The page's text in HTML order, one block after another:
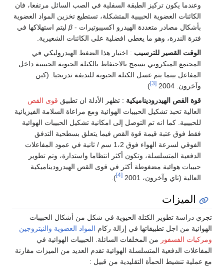
وعندما يكون تركيز الطبقة السفلية في الصب السائل مرتفعا، فان
الكائنات العضوية الحبيبية المتشكلة، تستطيع تخزين المواد العضوية
بأشكال مصادر متعددة الهيدرو اكسيبوتيرات -β ليتم استهلاكها في
فترة الندرة، وهو ما يعطي افضلية على الكائنات الشعيرية.
الوقت القصير للترسيب : اختيار هذا الضغط الهيدروليكي في
المجتمع الميكروبي يسمح بالاحتفاظ بالكتلة الحيوية الحبيبية داخل
المفاعل بينما يتم غسل الكتلة الحيوية للنديفة تدريجيا. (كين
وآخرون. 2004
[3]
)
قوة القص الهيدروديناميكية : تظهر الأدلة ان تطبيق قوى القص
العالية تحبذ تشكيل الحبيبات الهوائية ومع مراعاة السلامة الفيزيائية
للحبيبية. كما انه تم التوصل إلى امكانية تشكيل الحبيبات الهوائية
فقط فوق عتبة قيمة قوة القص فيما يتعلق بسطحية التدفق
الفوقي لسرعة الهواء فوق 1،2 سم / ثانية في عمود المفاعلات
الدفعية المتسلسلة، وتكون أكثر انتظاما واستدارة، وتم تطوير
حبيبات هوائية مضغوطة أكثر في قوى القص الهيدروديناميكية
العالية (تاي وآخرون، 2001
[4]
).
الميزات
تجري دراسة تطوير الكتلة الحيوية في شكل من أشكال الحبيبات
الهوائية من اجل تطبيقاتها في إزالة ركام المواد العضوية والنيتروجين
ومركبات الفسفور من المخلفات السائلة. الحبيبات الهوائية في
المفاعلات الدفعية المتسلسلة الهوائية تقدم العديد من الميزات مقارنة
مع عملية تنشيط الحمأة التقليدية من قبيل :